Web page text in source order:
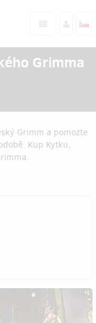
Grimma
Grimm a pomozte
Kup Kytku,